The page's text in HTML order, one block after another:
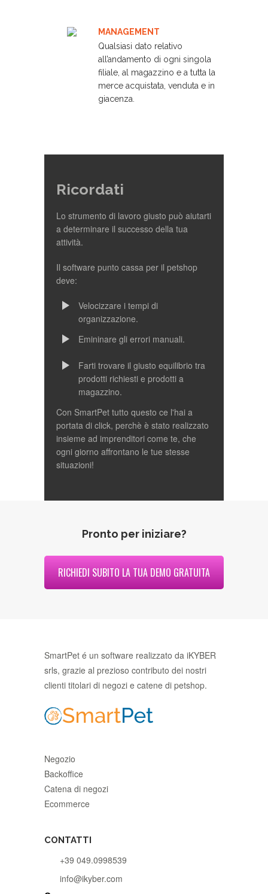
MANAGEMENT
Qualsiasi dato relativo
all’andamento di ogni singola
filiale, al magazzino e a tutta la
merce acquistata, venduta e in
giacenza.
Ricordati
Lo strumento di lavoro giusto può aiutarti
a determinare il successo della tua
attività.
Il software punto cassa per il petshop
deve:
Velocizzare i tempi di
organizzazione.
Emininare gli errori manuali.
Farti trovare il giusto equilibrio tra
prodotti richiesti e prodotti a
magazzino.
Con SmartPet tutto questo ce l'hai a
portata di click, perchè è stato realizzato
insieme ad imprenditori come te, che
ogni giorno affrontano le tue stesse
situazioni!
Pronto per iniziare?
RICHIEDI SUBITO LA TUA DEMO GRATUITA
SmartPet é un software realizzato da iKYBER
srls, grazie al prezioso contributo dei nostri
clienti titolari di negozi e catene di petshop.
Negozio
Backoffice
Catena di negozi
Ecommerce
CONTATTI
+39 049.0998539
info@ikyber.com